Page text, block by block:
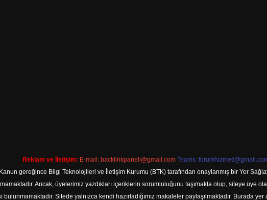
Reklam ve İletişim: E-mail: backlinkpaneli@gmail.com Teams:
gereğince Bilgi Teknolojileri ve İletişim Kurumu (BTK) tarafından onaylanmış bir Yer
Ancak, üyelerimiz yazdıkları içeriklerin sorumluluğunu taşımakta olup, siteye üye
bulunmamaktadır. Sitede yalnızca kendi hazırladığımız makaleler paylaşılmaktadır. Burada